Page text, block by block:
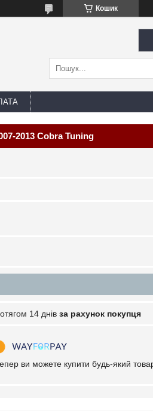
Кошик
2013 Cobra Tuning
14 днів за рахунок покупця
ви можете купити будь-який